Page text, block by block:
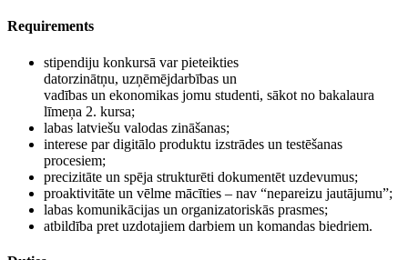
Requirements
stipendiju konkursā var pieteikties
datorzinātņu, uzņēmējdarbības un
vadības un ekonomikas jomu studenti, sākot no bakalaura
līmeņa 2. kursa;
labas latviešu valodas zināšanas;
interese par digitālo produktu izstrādes un testēšanas
procesiem;
precizitāte un spēja strukturēti dokumentēt uzdevumus;
proaktivitāte un vēlme mācīties – nav “nepareizu jautājumu”;
labas komunikācijas un organizatoriskās prasmes;
atbildība pret uzdotajiem darbiem un komandas biedriem.